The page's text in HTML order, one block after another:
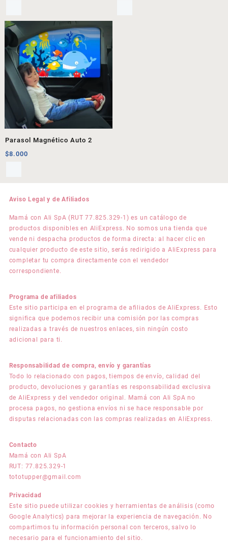
Parasol Magnético Auto 2
$8.000
Aviso Legal y de Afiliados
Mamá con Ali SpA (RUT 77.825.329-1) es un catálogo de
productos disponibles en AliExpress. No somos una tienda que
vende ni despacha productos de forma directa: al hacer clic en
cualquier producto de este sitio, serás redirigido a AliExpress para
completar tu compra directamente con el vendedor
correspondiente.
Programa de afiliados
Este sitio participa en el programa de afiliados de AliExpress. Esto
significa que podemos recibir una comisión por las compras
realizadas a través de nuestros enlaces, sin ningún costo
adicional para ti.
Responsabilidad de compra, envío y garantías
Todo lo relacionado con pagos, tiempos de envío, calidad del
producto, devoluciones y garantías es responsabilidad exclusiva
de AliExpress y del vendedor original. Mamá con Ali SpA no
procesa pagos, no gestiona envíos ni se hace responsable por
disputas relacionadas con las compras realizadas en AliExpress.
Contacto
Mamá con Ali SpA
RUT: 77.825.329-1
tototupper@gmail.com
Privacidad
Este sitio puede utilizar cookies y herramientas de análisis (como
Google Analytics) para mejorar la experiencia de navegación. No
compartimos tu información personal con terceros, salvo lo
necesario para el funcionamiento del sitio.